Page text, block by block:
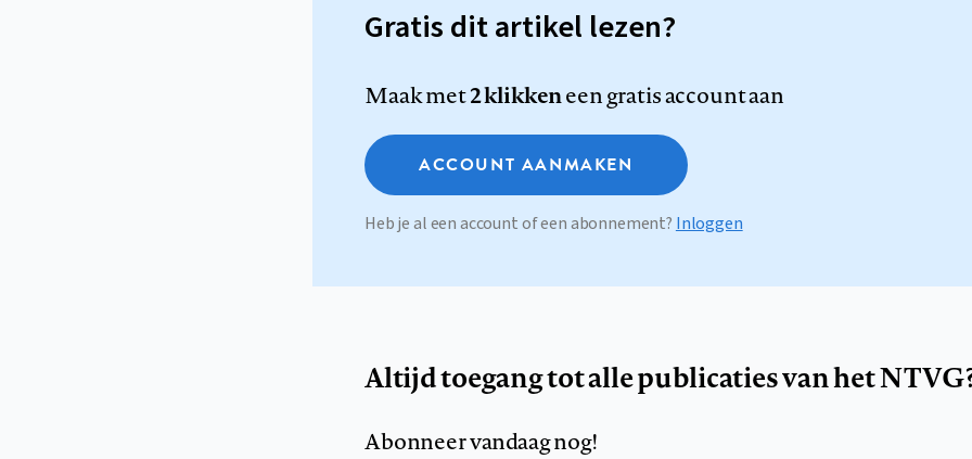
Gratis dit artikel lezen?
Maak met2 klikkeneen gratis account aan
ACCOUNT AANMAKEN
Heb je al een account of een abonnement? Inloggen
Altijd toegang tot alle publicaties van het
Abonneer vandaag nog!